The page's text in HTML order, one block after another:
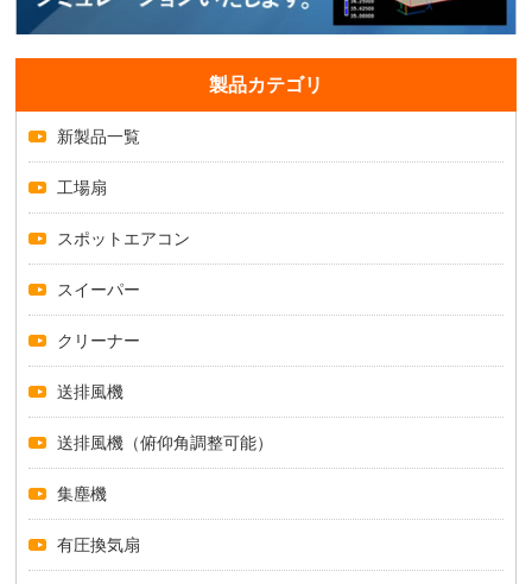
製品カテゴリ
新製品一覧
工場扇
スポットエアコン
スイーパー
クリーナー
送排風機
送排風機（俯仰角調整可能）
集塵機
有圧換気扇